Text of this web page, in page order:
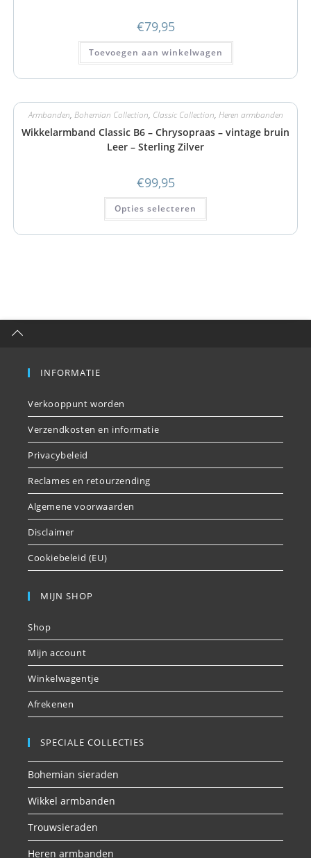
€79,95
Toevoegen aan winkelwagen
Armbanden, Bohemian Collection, Classic Collection, Heren armbanden
Wikkelarmband Classic B6 – Chrysopraas – vintage bruin
Leer – Sterling Zilver
€99,95
Opties selecteren
INFORMATIE
Verkooppunt worden
Verzendkosten en informatie
Privacybeleid
Reclames en retourzending
Algemene voorwaarden
Disclaimer
Cookiebeleid (EU)
MIJN SHOP
Shop
Mijn account
Winkelwagentje
Afrekenen
SPECIALE COLLECTIES
Bohemian sieraden
Wikkel armbanden
Trouwsieraden
Heren armbanden